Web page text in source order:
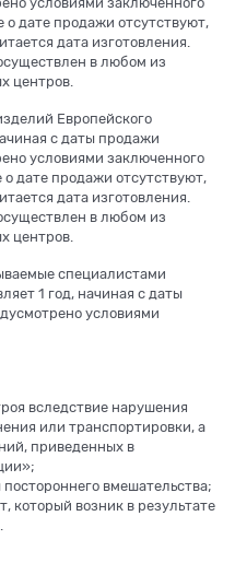
о дате продажи отсутствуют,
дата изготовления.
в любом из
центров.
Европейского
с даты продажи
условиями заключенного
о дате продажи отсутствуют,
дата изготовления.
в любом из
центров.
специалистами
1 год, начиная с даты
условиями
вследствие нарушения
или транспортировки, а
приведенных в
вмешательства;
который возник в результате